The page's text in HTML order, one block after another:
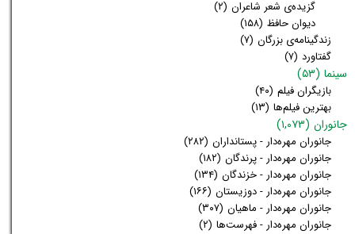
گزیده‌ی شعر شاعران (۲)
دیوان حافظ (۱۵۸)
زندگینامه‌ی بزرگان (۷)
گفتاورد (۷)
سینما (۵۳)
بازیگران فیلم (۴۰)
بهترین فیلم‌ها (۱۳)
جانوران (۱,۰۷۳)
جانوران مهره‌دار - پستانداران (۲۸۲)
جانوران مهره‌دار - پرندگان (۱۸۲)
جانوران مهره‌دار - خزندگان (۱۳۴)
جانوران مهره‌دار - دوزیستان (۱۶۶)
جانوران مهره‌دار - ماهیان (۳۰۷)
جانوران مهره‌دار - فهرست‌ها (۲)